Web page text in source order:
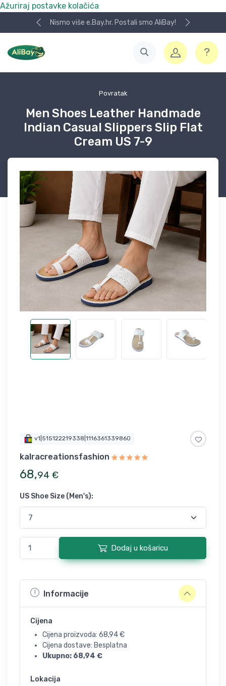
Ažuriraj postavke kolačića
Nismo više e.Bay.hr. Postali smo AliBay!
Povratak
Men Shoes Leather Handmade
Indian Casual Slippers Slip Flat
Cream US 7-9
v1|515122219338|1116361339860
kalracreationsfashion
68,94 €
US Shoe Size (Men's):
Dodaj u košaricu
Informacije
Cijena
Cijena proizvoda: 68,94€
Cijena dostave: Besplatna
Ukupno: 68,94 €
Lokacija